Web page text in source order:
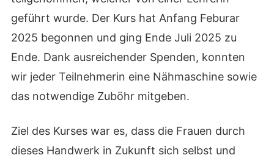
geführt wurde. Der Kurs hat Anfang Feburar
2025 begonnen und ging Ende Juli 2025 zu
Ende. Dank ausreichender Spenden, konnten
wir jeder Teilnehmerin eine Nähmaschine sowie
das notwendige Zuböhr mitgeben.
Ziel des Kurses war es, dass die Frauen durch
dieses Handwerk in Zukunft sich selbst und